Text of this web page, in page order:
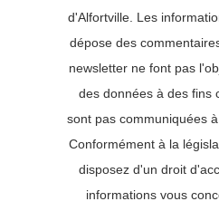
d'Alfortville. Les
dépose des
newsletter ne font pas
des données à des fins
sont pas communiquées
Conformément à la
disposez d'un droit
informations vous